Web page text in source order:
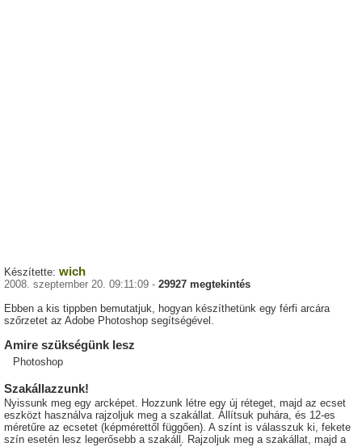
Készítette: wich
2008. szeptember 20. 09:11:09 - 29927 megtekintés
Ebben a kis tippben bemutatjuk, hogyan készíthetünk egy férfi arcára
szőrzetet az Adobe Photoshop segítségével.
Amire szükségünk lesz
Photoshop
Szakállazzunk!
Nyissunk meg egy arcképet. Hozzunk létre egy új réteget, majd az ecset
eszközt használva rajzoljuk meg a szakállat. Állítsuk puhára, és 12-es
méretűre az ecsetet (képmérettől függően). A színt is válasszuk ki, fekete
szín esetén lesz legerősebb a szakáll. Rajzoljuk meg a szakállat, majd a